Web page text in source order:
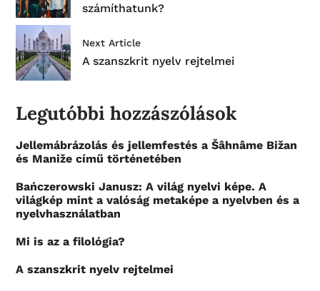
számíthatunk?
Next Article
A szanszkrit nyelv rejtelmei
Legutóbbi hozzászólások
Jellemábrázolás és jellemfestés a Šâhnâme Bižan
és Maniže című történetében
Bańczerowski Janusz: A világ nyelvi képe. A
világkép mint a valóság metaképe a nyelvben és a
nyelvhasználatban
Mi is az a filológia?
A szanszkrit nyelv rejtelmei